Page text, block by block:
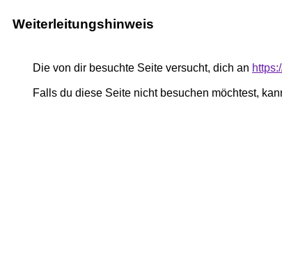
Weiterleitungshinweis
Die von dir besuchte Seite versucht, dich an
Falls du diese Seite nicht besuchen möchtest,